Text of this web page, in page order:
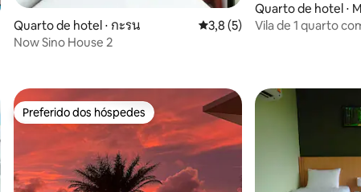
Quarto de hotel ⋅ กะรน 3,8 de uma avaliação média
3,8 (5)
Now Sino House 2
Quarto de hotel ⋅
Vila de 1 quarto
Preferido dos hóspedes
Preferido dos hóspedes